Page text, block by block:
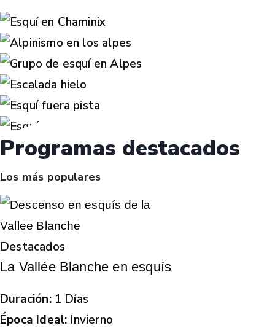
Programas destacados
Los más populares
Destacados
La Vallée Blanche en esquís
Duración:1 Días
Época Ideal: Invierno